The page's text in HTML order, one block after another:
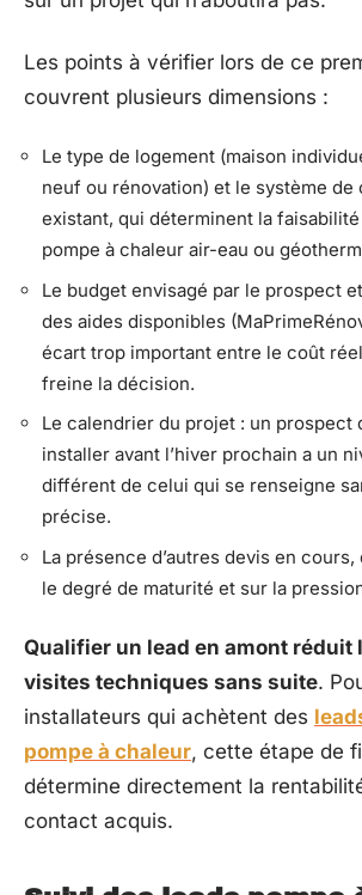
Les points à vérifier lors de ce
couvrent plusieurs dimensions :
Le type de logement (maison
neuf ou rénovation) et le système de
existant, qui déterminent la faisabilité
pompe à chaleur air-eau ou
Le budget envisagé par le prospect
des aides disponibles
écart trop important entre le coût
freine la décision.
Le calendrier du projet : un prospect
installer avant l’hiver prochain a un
différent de celui qui se renseigne
précise.
La présence d’autres devis en
le degré de maturité et sur la
Qualifier un lead en amont réduit
visites techniques sans suite.
installateurs qui achètent des
pompe à chaleur, cette étape de
détermine directement la
contact acquis.